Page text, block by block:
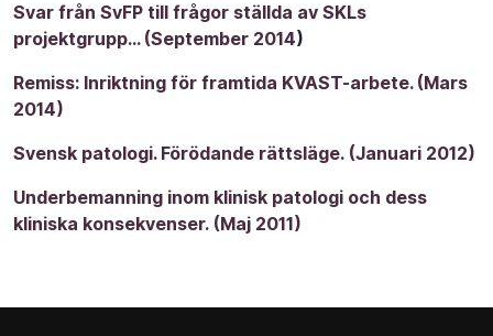
Svar från SvFP till frågor ställda av SKLs
projektgrupp... (September 2014)
Remiss: Inriktning för framtida KVAST-arbete. (Mars
2014)
Svensk patologi. Förödande rättsläge. (Januari 2012)
Underbemanning inom klinisk patologi och dess
kliniska konsekvenser. (Maj 2011)